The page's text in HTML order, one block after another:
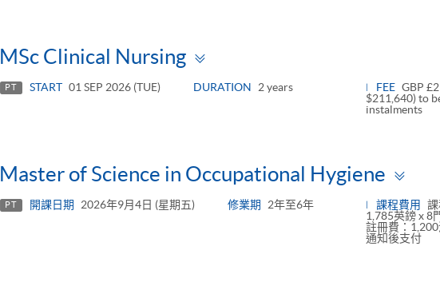
MSc Clinical Nursing
panel
PT START 01 SEP 2026 (TUE) DURATION 2 years FEE GBP
$211,640) to
instalments
Master of Science in Occupational Hygiene
PT 開課日期 2026年9月4日 (星期五) 修業期 2年至6年 課程費用
1,785英鎊 x 8
註冊費：
通知後支付